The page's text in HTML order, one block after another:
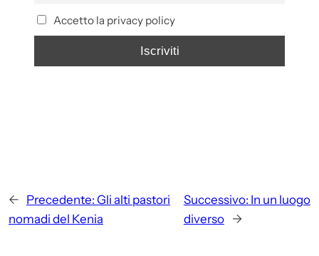
Accetto la privacy policy
← Precedente: Gli alti pastori
nomadi del Kenia
Successivo: In un luogo
diverso
→